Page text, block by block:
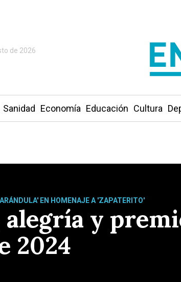
de 2026
Sanidad Economía Educación Cultura
EN HOMENAJE A 'ZAPATERITO'
y
2024